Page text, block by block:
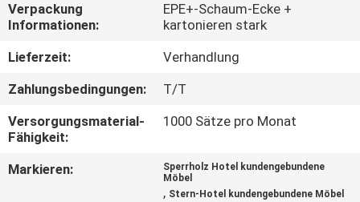
TRETEN
SIE
MIT
UNS
IN
VERBINDUNG
Verpackung
Informationen:
EPE+-Schaum-Ecke +
kartonieren stark
Lieferzeit:
Verhandlung
Zahlungsbedingungen:
T/T
Versorgungsmaterial-
Fähigkeit:
1000 Sätze pro Monat
Markieren:
Sperrholz Hotel kundengebundene
Möbel
, Stern-Hotel kundengebundene Möbel